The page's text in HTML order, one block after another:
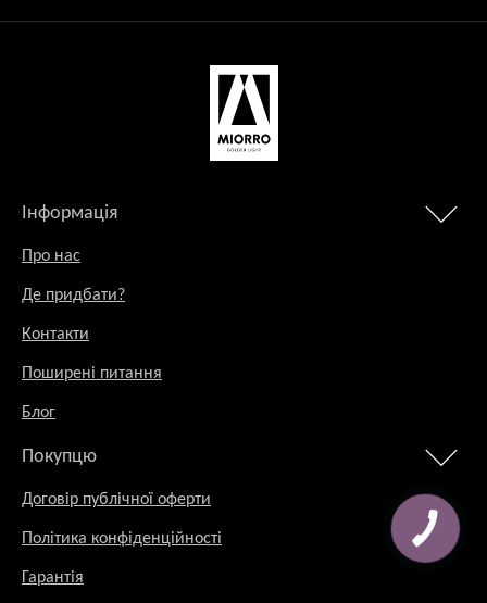
Інформація
Про нас
Де придбати?
Контакти
Поширені питання
Блог
Покупцю
Договір публічної оферти
Політика конфіденційності
Гарантія